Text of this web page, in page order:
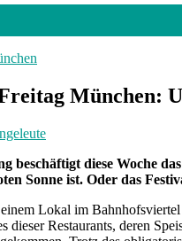
München:
beschäftigt diese Woche
Sonne ist. Oder das
Lokal im
dieser Restaurants, deren